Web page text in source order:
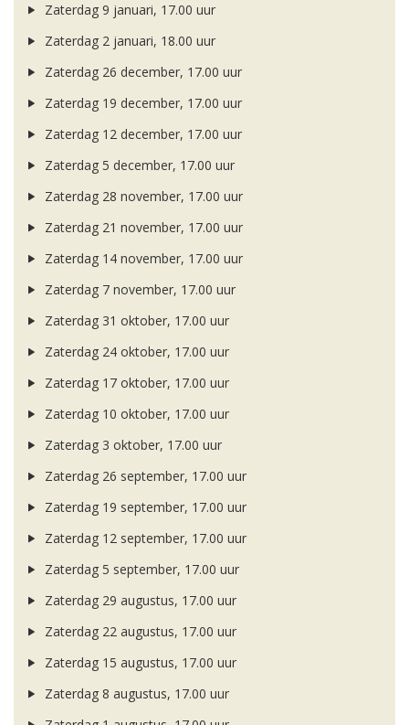
Zaterdag 9 januari, 17.00 uur
Zaterdag 2 januari, 18.00 uur
Zaterdag 26 december, 17.00 uur
Zaterdag 19 december, 17.00 uur
Zaterdag 12 december, 17.00 uur
Zaterdag 5 december, 17.00 uur
Zaterdag 28 november, 17.00 uur
Zaterdag 21 november, 17.00 uur
Zaterdag 14 november, 17.00 uur
Zaterdag 7 november, 17.00 uur
Zaterdag 31 oktober, 17.00 uur
Zaterdag 24 oktober, 17.00 uur
Zaterdag 17 oktober, 17.00 uur
Zaterdag 10 oktober, 17.00 uur
Zaterdag 3 oktober, 17.00 uur
Zaterdag 26 september, 17.00 uur
Zaterdag 19 september, 17.00 uur
Zaterdag 12 september, 17.00 uur
Zaterdag 5 september, 17.00 uur
Zaterdag 29 augustus, 17.00 uur
Zaterdag 22 augustus, 17.00 uur
Zaterdag 15 augustus, 17.00 uur
Zaterdag 8 augustus, 17.00 uur